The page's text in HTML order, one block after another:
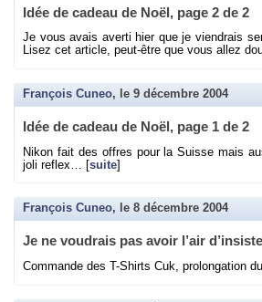
Idée de ca­deau de Noël, page 2 de 2
Je vous avais averti hier que je vien­drais
Lisez cet ar­ticle, peut-être que vous allez
François Cuneo, le 9 décembre 2004
Idée de ca­deau de Noël, page 1 de 2
Nikon fait des offres pour la Suisse mais
joli re­flex… [suite]
François Cuneo, le 8 décembre 2004
Je ne vou­drais pas avoir l’air
Com­mande des T-Shirts Cuk, pro­lon­ga­tion